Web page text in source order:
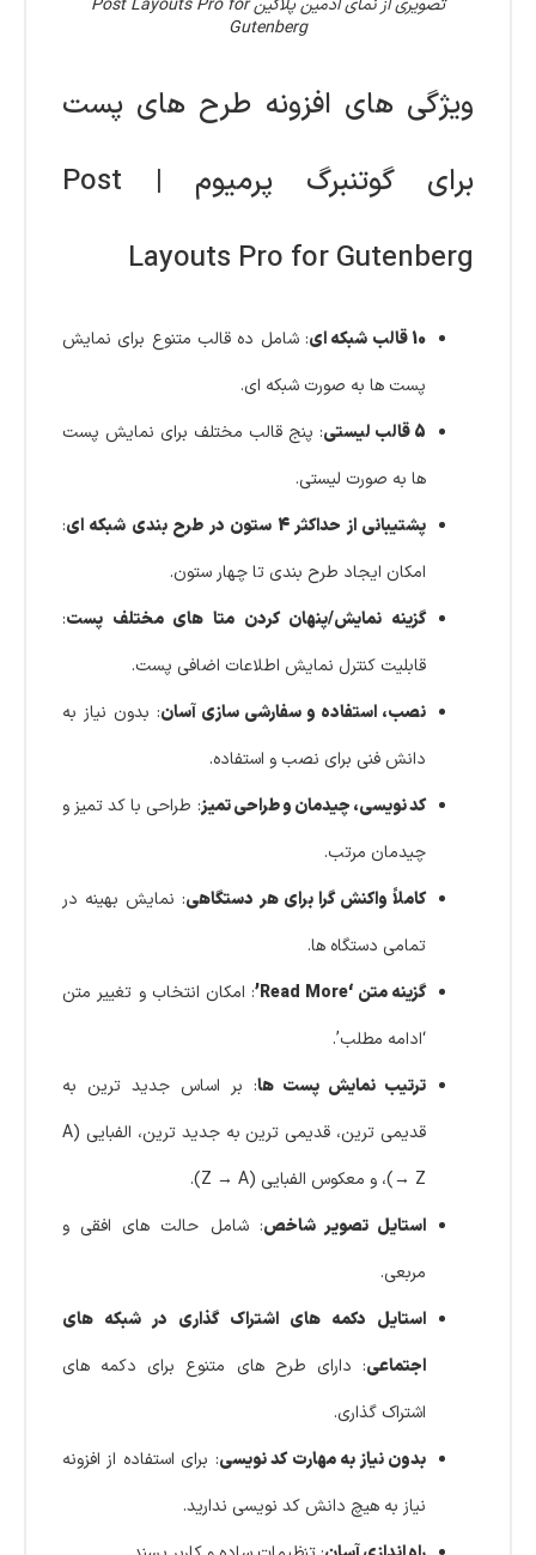
Gutenberg
ویژگی‌ های افزونه طرح های پست
برای گوتنبرگ پرمیوم | Post
Layouts Pro for Gutenberg
10 قالب شبکه‌ ای
: شامل ده قالب متنوع برای نمایش
پست‌ ها به صورت شبکه‌ ای.
5 قالب لیستی
: پنج قالب مختلف برای نمایش پست‌
ها به صورت لیستی.
پشتیبانی از حداکثر 4 ستون در طرح‌ بندی شبکه‌ ای
:
امکان ایجاد طرح‌ بندی تا چهار ستون.
گزینه نمایش/پنهان کردن متا های مختلف پست:
قابلیت کنترل نمایش اطلاعات اضافی پست.
نصب، استفاده و سفارشی‌ سازی آسان: بدون نیاز به
دانش فنی برای نصب و استفاده.
کد نویسی، چیدمان و طراحی تمیز: طراحی با کد تمیز و
چیدمان مرتب.
کاملاً واکنش‌ گرا برای هر دستگاهی: نمایش بهینه در
تمامی دستگاه‌ ها.
گزینه متن ‘Read More’
: امکان انتخاب و تغییر متن
‘ادامه مطلب’.
ترتیب نمایش پست‌ ها: بر اساس جدید ترین به
قدیمی‌ ترین، قدیمی‌ ترین به جدید ترین، الفبایی (A
→ Z)، و معکوس الفبایی (Z → A).
استایل تصویر شاخص: شامل حالت‌ های افقی و
مربعی.
استایل دکمه‌ های اشتراک‌ گذاری در شبکه‌ های
اجتماعی: دارای طرح‌ های متنوع برای دکمه‌ های
اشتراک‌ گذاری.
بدون نیاز به مهارت کد نویسی: برای استفاده از افزونه
نیاز به هیچ دانش کد نویسی ندارید.